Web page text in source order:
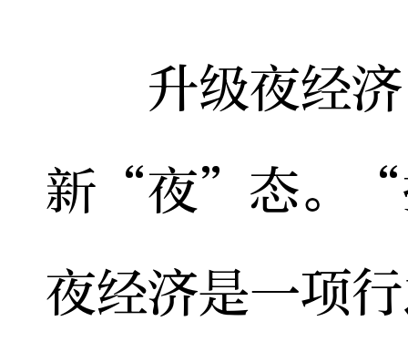
升级夜经济
新“夜”态。“
夜经济是一项